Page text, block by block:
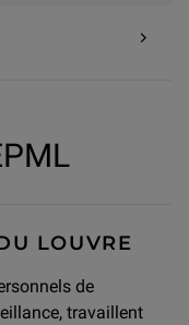
LOUVRE
de
travaillent